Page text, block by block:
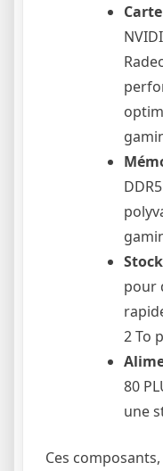
pour
2 To
80
une
Ces